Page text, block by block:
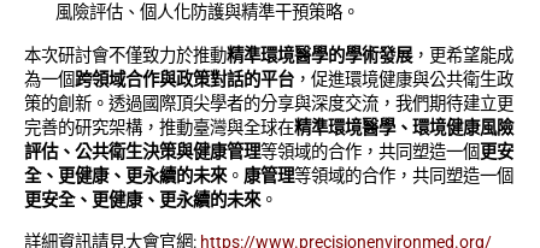
風險評估、個人化防護與精準干預策略。
​本次研討會不僅致力於推動精準環境醫學的學術發展，更希望能成
為一個跨領域合作與政策對話的平台 ，促進環境健康與公共衛生政
策的創新。透過國際頂尖學者的分享與深度交流，我們期待建立更
完善的研究架構，推動臺灣與全球在精準環境醫學、環境健康風險
評估、公共衛生決策與健康管理等領域的合作，共同塑造一個 更安
全、更健康、更永續的未來。 康管理等領域的合作，共同塑造一個
更安全、更健康、更永續的未來。
詳細資訊請見大會官網: https://www.precisionenvironmed.org/